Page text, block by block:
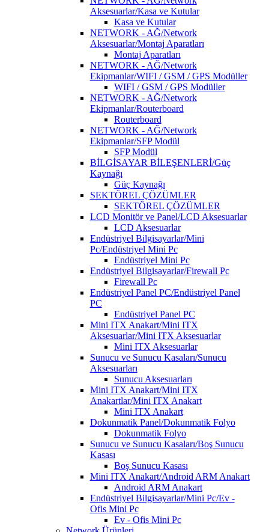
Aksesuarlar/Kasa ve Kutular
Kasa ve Kutular
NETWORK - AĞ/Network
Aksesuarlar/Montaj Aparatları
Montaj Aparatları
NETWORK - AĞ/Network
Ekipmanlar/WIFI / GSM / GPS Modüller
WIFI / GSM / GPS Modüller
NETWORK - AĞ/Network
Ekipmanlar/Routerboard
Routerboard
NETWORK - AĞ/Network
Ekipmanlar/SFP Modül
SFP Modül
BİLGİSAYAR BİLEŞENLERİ/Güç
Kaynağı
Güç Kaynağı
SEKTÖREL ÇÖZÜMLER
SEKTÖREL ÇÖZÜMLER
LCD Monitör ve Panel/LCD Aksesuarlar
LCD Aksesuarlar
Endüstriyel Bilgisayarlar/Mini
Pc/Endüstriyel Mini Pc
Endüstriyel Mini Pc
Endüstriyel Bilgisayarlar/Firewall Pc
Firewall Pc
Endüstriyel Panel PC/Endüstriyel Panel
PC
Endüstriyel Panel PC
Mini ITX Anakart/Mini ITX
Aksesuarlar/Mini ITX Aksesuarlar
Mini ITX Aksesuarlar
Sunucu ve Sunucu Kasaları/Sunucu
Aksesuarları
Sunucu Aksesuarları
Mini ITX Anakart/Mini ITX
Anakartlar/Mini ITX Anakart
Mini ITX Anakart
Dokunmatik Panel/Dokunmatik Folyo
Dokunmatik Folyo
Sunucu ve Sunucu Kasaları/Boş Sunucu
Kasası
Boş Sunucu Kasası
Mini ITX Anakart/Android ARM Anakart
Android ARM Anakart
Endüstriyel Bilgisayarlar/Mini Pc/Ev -
Ofis Mini Pc
Ev - Ofis Mini Pc